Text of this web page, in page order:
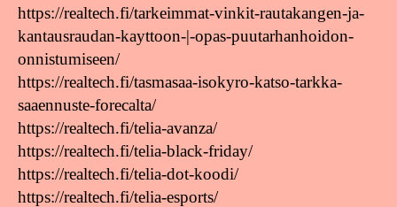
https://realtech.fi/tarkeimmat-vinkit-rautakangen-ja-
kantausraudan-kayttoon-|-opas-puutarhanhoidon-
onnistumiseen/
https://realtech.fi/tasmasaa-isokyro-katso-tarkka-
saaennuste-forecalta/
https://realtech.fi/telia-avanza/
https://realtech.fi/telia-black-friday/
https://realtech.fi/telia-dot-koodi/
https://realtech.fi/telia-esports/